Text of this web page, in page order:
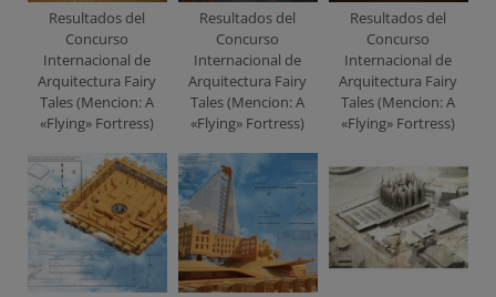
Resultados del
Concurso
Internacional de
Arquitectura Fairy
Tales (Mencion: A
«Flying» Fortress)
Resultados del
Concurso
Internacional de
Arquitectura Fairy
Tales (Mencion: A
«Flying» Fortress)
Resultados del
Concurso
Internacional de
Arquitectura Fairy
Tales (Mencion: A
«Flying» Fortress)